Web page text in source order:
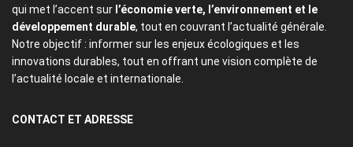
qui met l’accent sur l’économie verte, l’environnement et le
développement durable, tout en couvrant l’actualité générale.
Notre objectif : informer sur les enjeux écologiques et les
innovations durables, tout en offrant une vision complète de
l’actualité locale et internationale.
CONTACT ET ADRESSE